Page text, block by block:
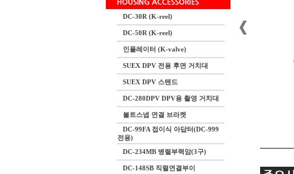
DC-30R (K-reel)
DC-50R (K-reel)
인플레이터 (K-valve)
SUEX DPV 전용 후면 거치대
SUEX DPV 스텐드
DC-280DPV DPV용 촬영 거치대
볼트스넵 연결 브라켓
DC-99FA 접이식 아답터(DC-999
전용)
DC-234MB 병렬부력암(3구)
DC-148SB 직렬연결부이